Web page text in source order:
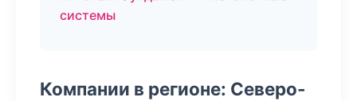
системы
Компании в регионе: Северо-